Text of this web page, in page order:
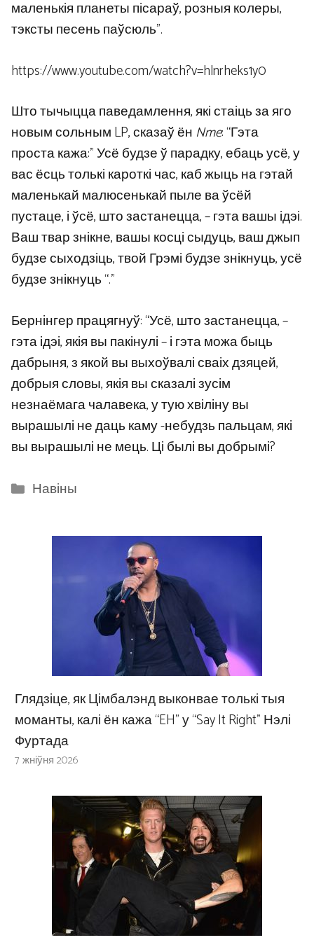
маленькія планеты пісараў, розныя колеры,
тэксты песень паўсюль”.
https://www.youtube.com/watch?v=hlnrheks1y0
Што тычыцца паведамлення, які стаіць за яго
новым сольным LP, сказаў ён Nme: “Гэта
проста кажа:” Усё будзе ў парадку, ебаць усё, у
вас ёсць толькі кароткі час, каб жыць на гэтай
маленькай малюсенькай пыле ва ўсёй
пустаце, і ўсё, што застанецца, – гэта вашы ідэі.
Ваш твар знікне, вашы косці сыдуць, ваш джып
будзе сыходзіць, твой Грэмі будзе знікнуць, усё
будзе знікнуць “.”
Бернінгер працягнуў: “Усё, што застанецца, –
гэта ідэі, якія вы пакінулі – і гэта можа быць
дабрыня, з якой вы выхоўвалі сваіх дзяцей,
добрыя словы, якія вы сказалі зусім
незнаёмага чалавека, у тую хвіліну вы
вырашылі не даць каму -небудзь пальцам, які
вы вырашылі не мець. Ці былі вы добрымі?
Categories
Навіны
Глядзіце, як Цімбалэнд выконвае толькі тыя
моманты, калі ён кажа “EH” у “Say It Right” Нэлі
Фуртада
7 жніўня 2026